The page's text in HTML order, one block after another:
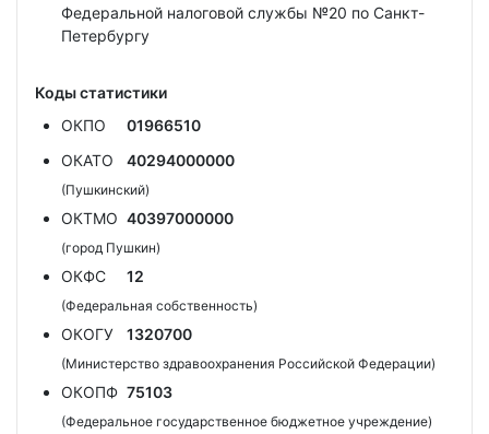
Федеральной налоговой службы №20 по Санкт-
Петербургу
Коды статистики
ОКПО
01966510
ОКАТО
40294000000
(Пушкинский)
ОКТМО 40397000000
(город Пушкин)
ОКФС 12
(Федеральная собственность)
ОКОГУ 1320700
(Министерство здравоохранения Российской Федерации)
ОКОПФ 75103
(Федеральное государственное бюджетное учреждение)